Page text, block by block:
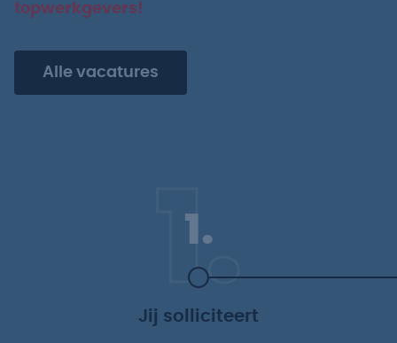
topwerkgevers!
Alle vacatures
1.
1.
Jij solliciteert